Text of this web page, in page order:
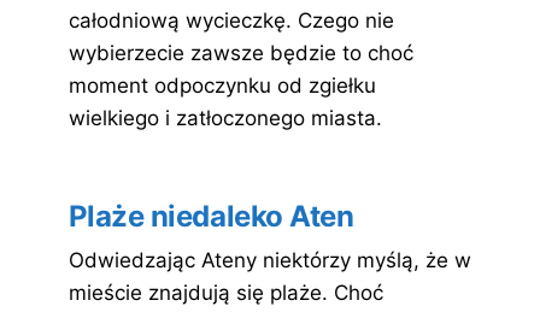
całodniową wycieczkę. Czego nie
wybierzecie zawsze będzie to choć
moment odpoczynku od zgiełku
wielkiego i zatłoczonego miasta.
Plaże niedaleko Aten
Odwiedzając Ateny niektórzy myślą, że w
mieście znajdują się plaże. Choć